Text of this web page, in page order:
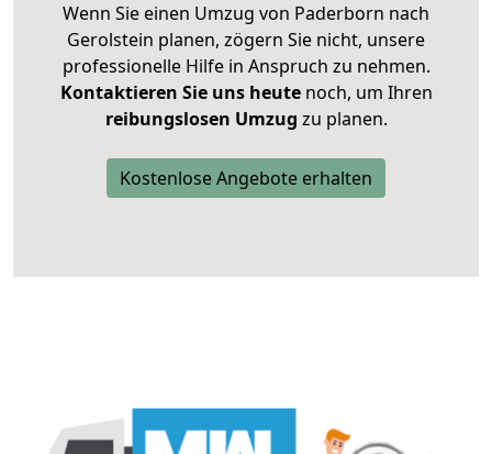
Wenn Sie einen Umzug von Paderborn nach
Gerolstein planen, zögern Sie nicht, unsere
professionelle Hilfe in Anspruch zu nehmen.
Kontaktieren Sie uns heutenoch, um Ihren
reibungslosen Umzug zu planen.
Kostenlose Angebote erhalten